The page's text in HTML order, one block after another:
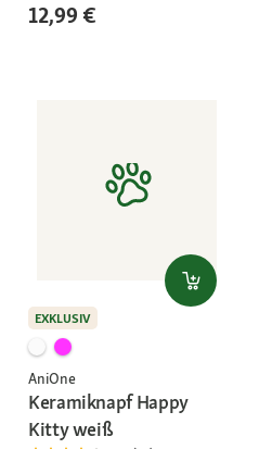
12,99 €
EXKLUSIV
AniOne
Keramiknapf Happy
Kitty weiß